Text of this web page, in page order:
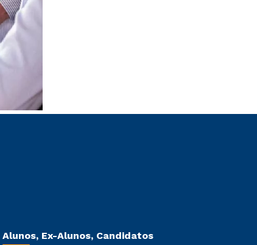
Alunos, Ex-Alunos, Candidatos